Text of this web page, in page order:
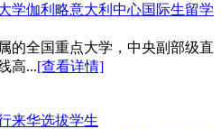
伽利略意大利中心国际生留学
的全国重点大学，中央副部级直
高...[查看详情]
来华选拔学生